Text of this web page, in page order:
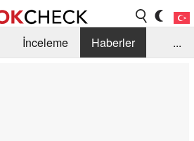
İnceleme
Haberler
...